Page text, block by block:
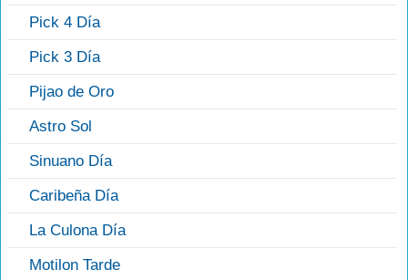
Pick 4 Día
Pick 3 Día
Pijao de Oro
Astro Sol
Sinuano Día
Caribeña Día
La Culona Día
Motilon Tarde